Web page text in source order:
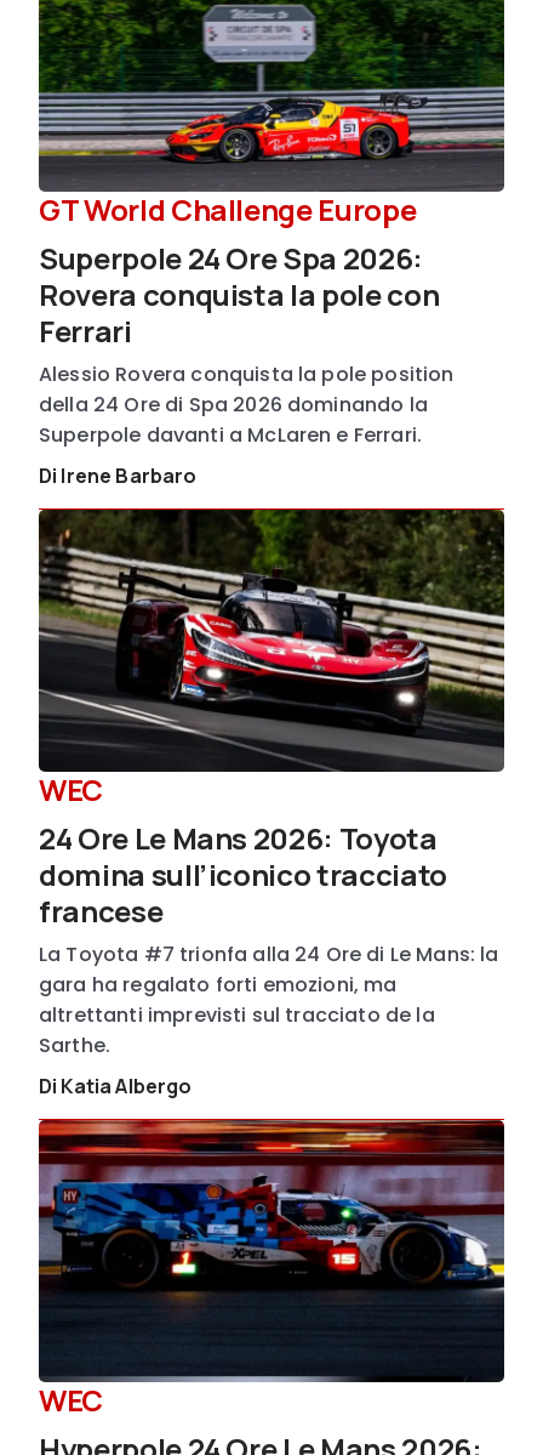
GT World Challenge Europe
Superpole 24 Ore Spa 2026:
Rovera conquista la pole con
Ferrari
Alessio Rovera conquista la pole position
della 24 Ore di Spa 2026 dominando la
Superpole davanti a McLaren e Ferrari.
Di Irene Barbaro
WEC
24 Ore Le Mans 2026: Toyota
domina sull’iconico tracciato
francese
La Toyota #7 trionfa alla 24 Ore di Le Mans: la
gara ha regalato forti emozioni, ma
altrettanti imprevisti sul tracciato de la
Sarthe.
Di Katia Albergo
WEC